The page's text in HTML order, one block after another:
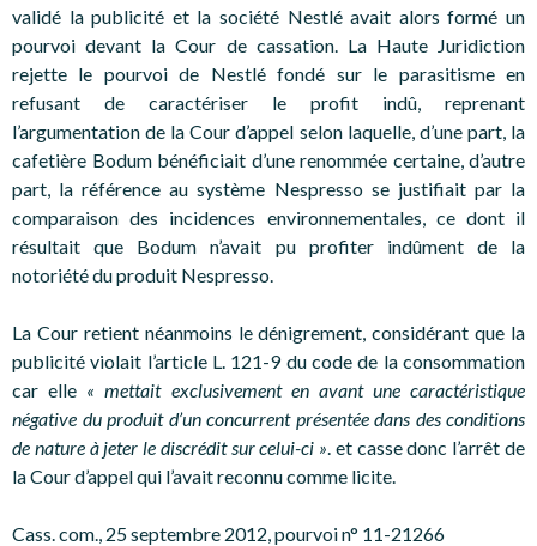
validé la publicité et la société Nestlé avait alors formé un
pourvoi devant la Cour de cassation. La Haute Juridiction
rejette le pourvoi de Nestlé fondé sur le parasitisme en
refusant de caractériser le profit indû, reprenant
l’argumentation de la Cour d’appel selon laquelle, d’une part, la
cafetière Bodum bénéficiait d’une renommée certaine, d’autre
part, la référence au système Nespresso se justifiait par la
comparaison des incidences environnementales, ce dont il
résultait que Bodum n’avait pu profiter indûment de la
notoriété du produit Nespresso.
La Cour retient néanmoins le dénigrement, considérant que la
publicité violait l’article L. 121-9 du code de la consommation
car elle « mettait exclusivement en avant une caractéristique
négative du produit d’un concurrent présentée dans des conditions
de nature à jeter le discrédit sur celui-ci ». et casse donc l’arrêt de
la Cour d’appel qui l’avait reconnu comme licite.
Cass. com., 25 septembre 2012, pourvoi n° 11-21266